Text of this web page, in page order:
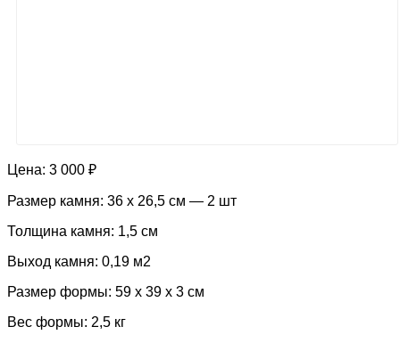
Цена: 3 000 ₽
Размер камня: 36 х 26,5 см — 2 шт
Толщина камня: 1,5 см
Выход камня: 0,19 м2
Размер формы: 59 х 39 х 3 см
Вес формы: 2,5 кг